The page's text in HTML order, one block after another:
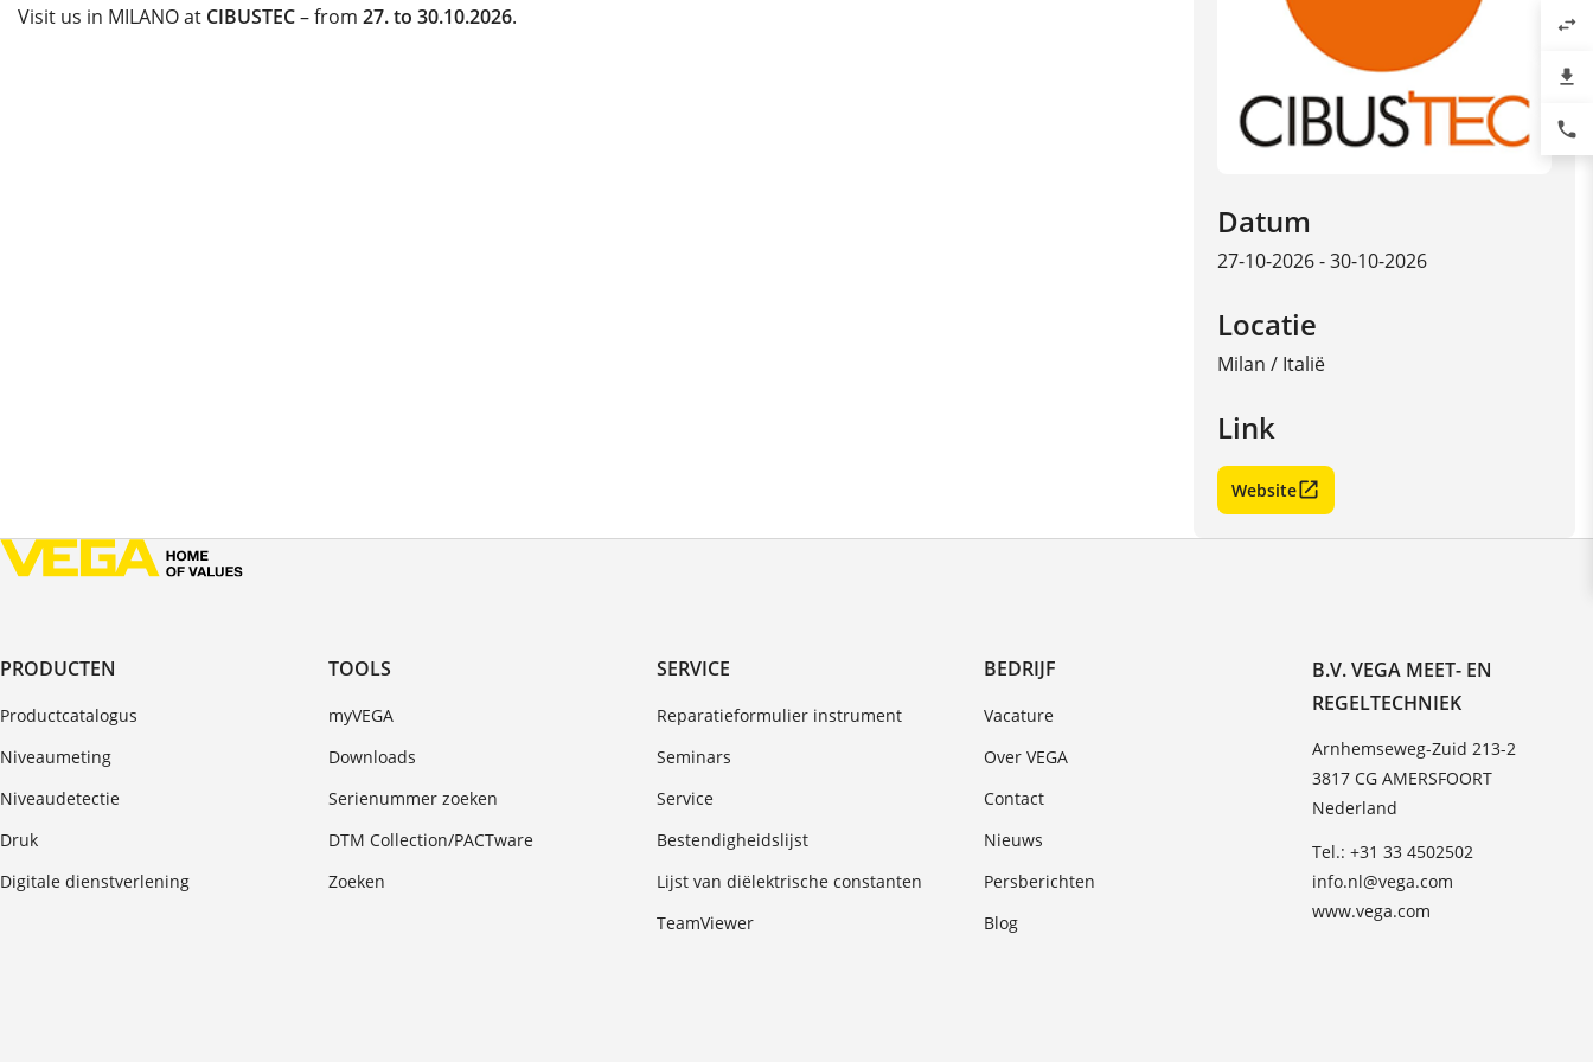
Visit us in MILANO at CIBUSTEC– from 27.to 30.10.2026.
Datum
27-10-2026 - 30-10-2026
Locatie
Milan / Italië
Link
Website
PRODUCTEN
Productcatalogus
Niveaumeting
Niveaudetectie
Druk
Digitale dienstverlening
TOOLS
myVEGA
Downloads
Serienummer zoeken
DTM Collection/PACTware
Zoeken
SERVICE
Reparatieformulier instrument
Seminars
Service
Bestendigheidslijst
Lijst van diëlektrische constanten
TeamViewer
BEDRIJF
Vacature
Over VEGA
Contact
Nieuws
Persberichten
Blog
B.V. VEGA MEET- EN
REGELTECHNIEK
Arnhemseweg-Zuid 213-2
3817 CG AMERSFOORT
Nederland
Tel.: +31 33 4502502
info.nl@vega.com
www.vega.com
swap_horiz
file_download
phone